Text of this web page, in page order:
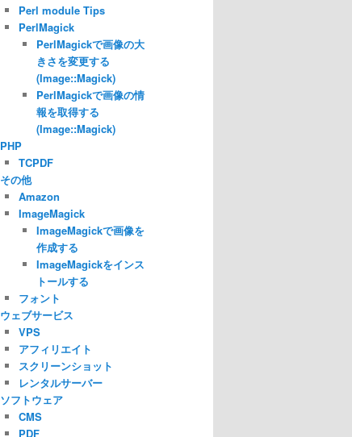
Perl module Tips
PerlMagick
PerlMagickで画像の大
きさを変更する
(Image::Magick)
PerlMagickで画像の情
報を取得する
(Image::Magick)
PHP
TCPDF
その他
Amazon
ImageMagick
ImageMagickで画像を
作成する
ImageMagickをインス
トールする
フォント
ウェブサービス
VPS
アフィリエイト
スクリーンショット
レンタルサーバー
ソフトウェア
CMS
PDF